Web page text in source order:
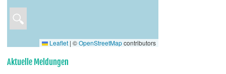
🔍
Leaflet | ©OpenStreetMapcontributors
Aktuelle Meldungen